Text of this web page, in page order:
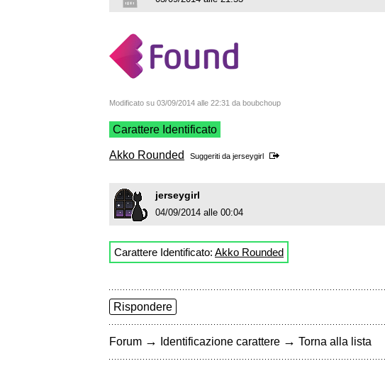
Modificato su 03/09/2014 alle 22:31 da boubchoup
Carattere Identificato
Akko Rounded Suggeriti da jerseygirl
jerseygirl
04/09/2014 alle 00:04
Carattere Identificato: Akko Rounded
Rispondere
Forum → Identificazione carattere → Torna alla lista